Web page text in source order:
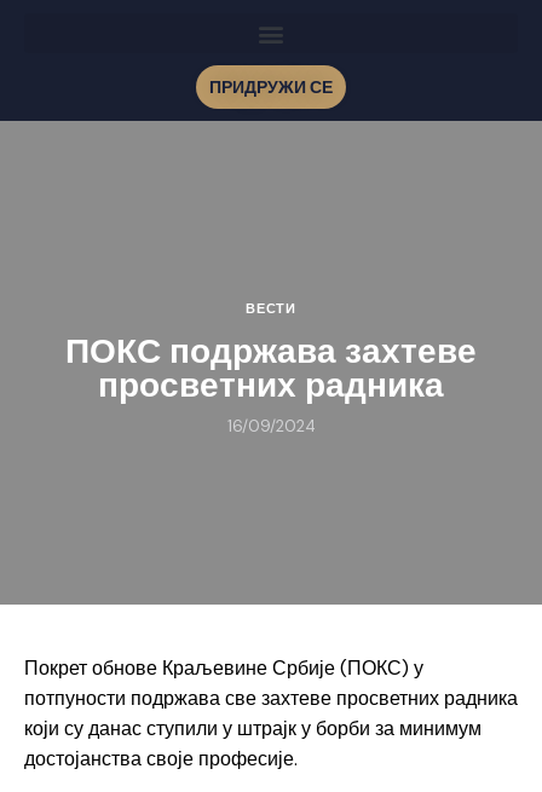
ПРИДРУЖИ СЕ
ВЕСТИ
ПОКС подржава захтеве
просветних радника
16/09/2024
Покрет обнове Краљевине Србије (ПОКС) у
потпуности подржава све захтеве просветних радника
који су данас ступили у штрајк у борби за минимум
достојанства своје професије.